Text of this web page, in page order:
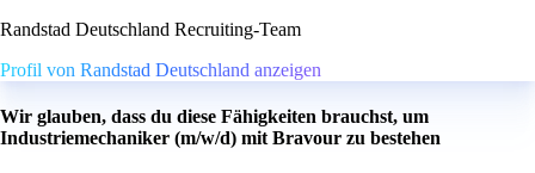
Randstad Deutschland Recruiting-Team
Profil von Randstad Deutschland anzeigen
Wir glauben, dass du diese Fähigkeiten brauchst, um
Industriemechaniker (m/w/d) mit Bravour zu bestehen